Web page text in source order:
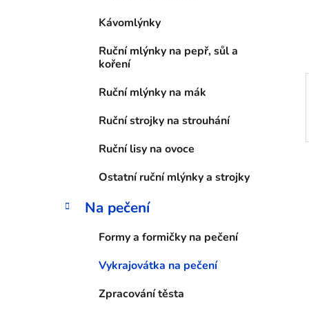
Kávomlýnky
Ruční mlýnky na pepř, sůl a
koření
Ruční mlýnky na mák
Ruční strojky na strouhání
Ruční lisy na ovoce
Ostatní ruční mlýnky a strojky
Na pečení
Formy a formičky na pečení
Vykrajovátka na pečení
Zpracování těsta